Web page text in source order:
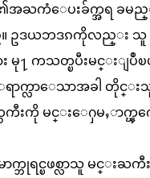
အႀကံေပးခ်က္အရ ခ
ဥဒယဘဒၵကိုလည္း သူ
မု႑ ကသတ္ၿပီးမင္းျပဳ
လာေသာအခါ တိုင္းသူ
ကီးကို မင္းေႁမႇာက္ၾ
ာက္ဘုရင္ၿဖစ္လာသူ မင္း